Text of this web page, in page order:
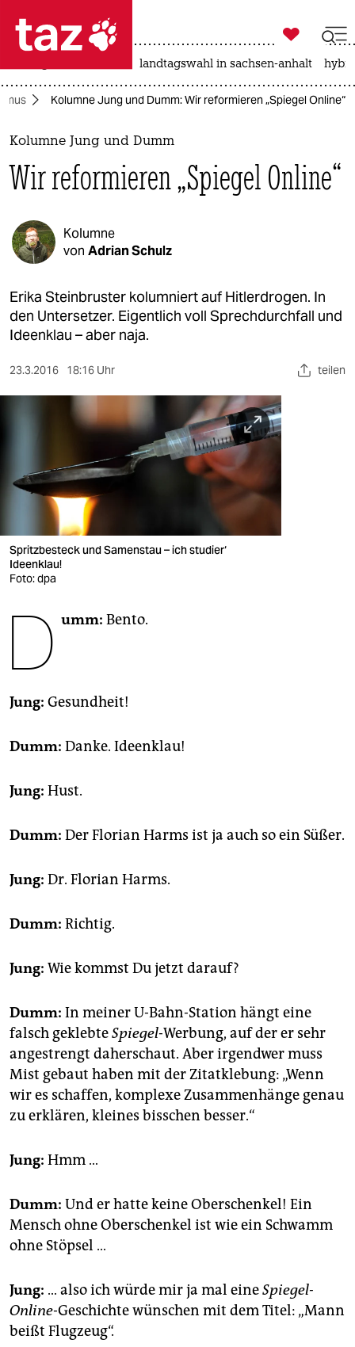
 taz zahl ich
taz zahl ich
themen
politik
öko
gesellschaft
kultur
sport
nord
verlag
verlag
veranstaltungen
shop
fragen & hilfe
unterstützen
epaper login

taz zahl ich
landtagswahl in sachsen-anhalt
Kolumne Jung und Dumm: Wir reformieren „Spiegel Online“
Kolumne Jung und Dumm
Wir reformieren „Spiegel Online“
Kolumne
von Adrian Schulz
Erika Steinbruster kolumniert auf Hitlerdrogen. In
den Untersetzer. Eigentlich voll Sprechdurchfall und
Ideenklau – aber naja.
23.3.2016 18:16 Uhr teilen
Spritzbesteck und Samenstau – ich studier‘
Ideenklau!
Foto: dpa
D umm: Bento.
Jung: Gesundheit!
Dumm: Danke. Ideenklau!
Jung: Hust.
Dumm: Der Florian Harms ist ja auch so ein Süßer.
Jung: Dr. Florian Harms.
Dumm: Richtig.
Jung: Wie kommst Du jetzt darauf?
Dumm: In meiner U-Bahn-Station hängt eine
falsch geklebteSpiegel-Werbung, auf der er sehr
angestrengt daherschaut. Aber irgendwer muss
Mist gebaut haben mit der Zitatklebung: „Wenn
wir es schaffen, komplexe Zusammenhänge genau
zu erklären, kleines bisschen besser.“
Jung: Hmm …
Dumm: Und er hatte keine Oberschenkel! Ein
Mensch ohne Oberschenkel ist wie ein Schwamm
ohne Stöpsel …
Jung: … also ich würde mir ja mal eineSpiegel-
Online-Geschichte wünschen mit dem Titel: „Mann
beißt Flugzeug“.